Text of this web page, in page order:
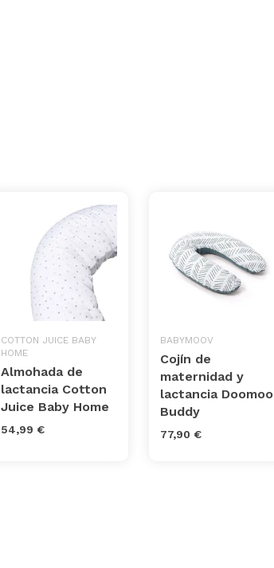
COTTON JUICE BABY
HOME
Almohada de
lactancia Cotton
Juice Baby Home
54,99 €
BABYMOOV
Cojín de
maternidad y
lactancia Doomoo
Buddy
77,90 €